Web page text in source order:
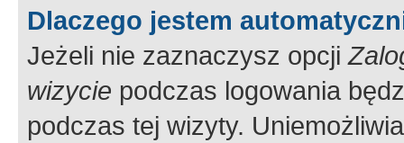
Dlaczego jestem
Jeżeli nie zaznaczysz opcji
wizycie podczas logowania
podczas tej wizyty.